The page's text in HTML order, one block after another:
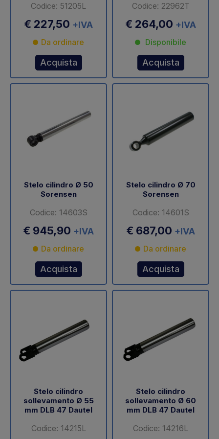
Codice: 51205L
€ 227,50 +IVA
Da ordinare
Acquista
Codice: 22962T
€ 264,00 +IVA
Disponibile
Acquista
Stelo cilindro Ø 50
Sorensen
Codice: 14603S
€ 945,90 +IVA
Da ordinare
Acquista
Stelo cilindro Ø 70
Sorensen
Codice: 14601S
€ 687,00 +IVA
Da ordinare
Acquista
Stelo cilindro
sollevamento Ø 55
mm DLB 47 Dautel
Codice: 14215L
Stelo cilindro
sollevamento Ø 60
mm DLB 47 Dautel
Codice: 14216L